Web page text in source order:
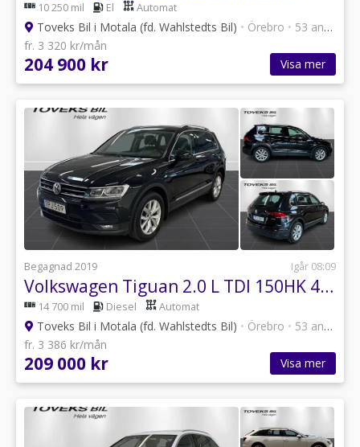
10 250 mil El Automat
Toveks Bil i Motala (fd. Wahlstedts Bil) • Örebro • 53 annonser
fr. 3 320 kr/mån
204 900 kr Visa mer
Begagnad 2019 Igår 08:09
Volkswagen Tiguan 2.0 L TDI 150HK 4M Aut Drag Värmare
14 700 mil Diesel Automat
Toveks Bil i Motala (fd. Wahlstedts Bil) • Örebro • 53 annonser
fr. 3 386 kr/mån
209 000 kr Visa mer